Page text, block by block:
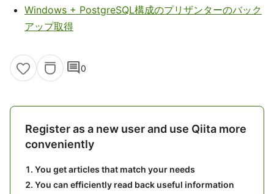
Windows + PostgreSQL構成のプリザンターのバック
アップ取得
comment0
Register as a new user and use Qiita more
conveniently
You get articles that match your needs
You can efficiently read back useful information